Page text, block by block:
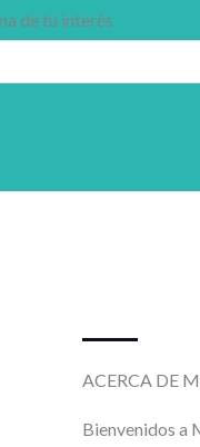
de tu interés
ACERCA DE
Bienvenidos a